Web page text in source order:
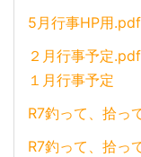
5月行事HP用.pdf
２月行事予定.pdf
１月行事予定
R7釣って、拾っ
R7釣って、拾っ